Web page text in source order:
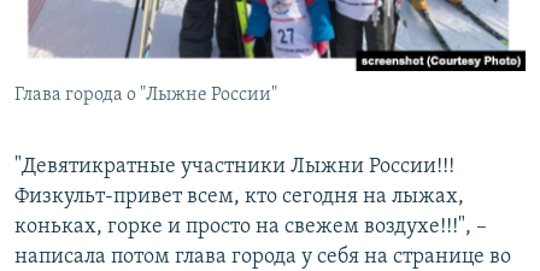
Глава города о "Лыжне России"
"Девятикратные участники Лыжни России!!!
Физкульт-привет всем, кто сегодня на лыжах,
коньках, горке и просто на свежем воздухе!!!", –
написала потом глава города у себя на странице во